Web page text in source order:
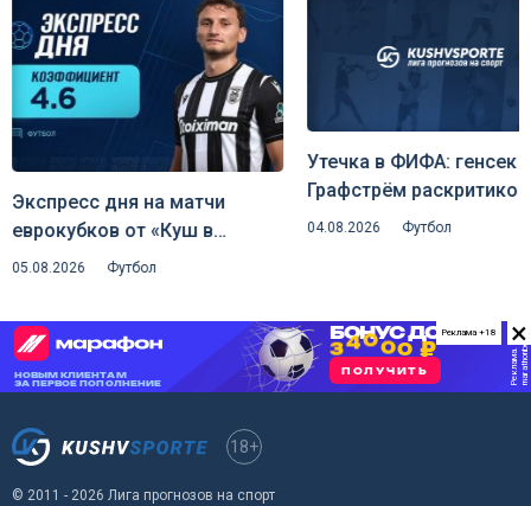
Экспресс дня на матчи
еврокубков от «Куш в
спорте» (6 августа 2026)
05.08.2026 Футбол
Утечка в ФИФА: генсек
Графстрём
план Инфантино отдать
04.08.2026 Футбол
×
Реклама +18
18+
© 2011 - 2026 Лига прогнозов на спорт